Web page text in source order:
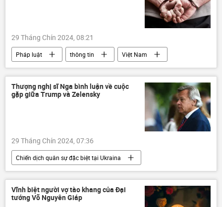
Lugansk
29 Tháng Chín 2024, 08:21
Pháp luật thông tin
Việt Nam
vụ sát hại
bắt giữ
bị bắt
công an Hà Nội
công an
Thượng nghị sĩ Nga bình luận về cuộc
gặp giữa Trump và Zelensky
29 Tháng Chín 2024, 07:36
Chiến dịch quân sự đặc biệt tại Ukraina
Nga
Alexei Pushkov
Ukraina
Cuộc khủng hoảng ở Ukraina
xung đột quân sự
Vĩnh biệt người vợ tào khang của Đại
tướng Võ Nguyên Giáp